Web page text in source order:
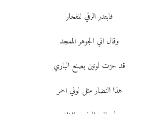
فابتدر الرقي للفخار
وقال اني الجوهر الممجد
قد حزت لونين بصنع الباري
هذا النضار مثل لوني احمر